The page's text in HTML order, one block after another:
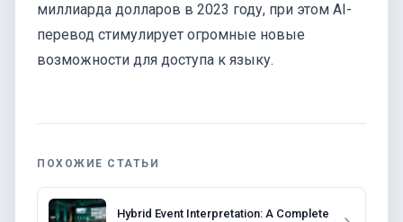
миллиарда долларов в 2023 году, при этом AI-
перевод стимулирует огромные новые
возможности для доступа к языку.
ПОХОЖИЕ СТАТЬИ
Hybrid Event Interpretation: A Complete